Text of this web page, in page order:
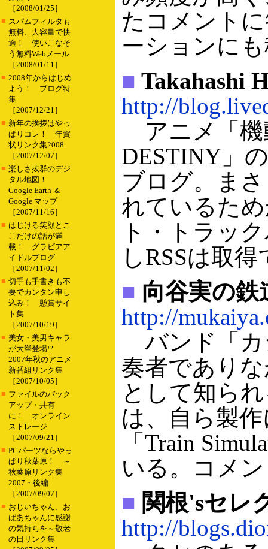
［2008/01/25］
■ スパムフィルタも
無料、大容量で快
適！ 使いこなそ
う無料Webメール
［2008/01/11］
■ 2008年からはじめ
よう！ ブログ特
集
［2007/12/21］
■ 新年の挨拶はやっ
ぱりコレ！ 年賀
状リンク集2008
［2007/12/07］
■ 楽しさ抜群のデジ
タル地図！
Google Earth ＆
Google マップ
［2007/11/16］
■ はじける笑顔とこ
こだけの話が満
載！ グラビアア
イドルブログ
［2007/11/02］
■ 切手も手書きも不
要でカンタン申し
込み！ 懸賞サイ
ト集
［2007/10/19］
■ 美女・美男キャラ
が大挙登場!?
2007年秋のアニメ
新番組リンク集
［2007/10/05］
■ ファイルのバック
アップ・共有
に！ オンライン
ストレージ
［2007/09/21］
■ PCパーツならやっ
ぱり秋葉原！ ～
秋葉原リンク集
2007・後編
［2007/09/07］
■ おじいちゃん、お
ばあちゃんに感謝
の気持ちを～敬老
の日リンク集
たコメント
ーションに
■ Takahashi
http://
アニメ「機
DESTINY」
ブログ。ま
れているた
ト・トラッ
しRSSは取
■ 向谷実の
http://
バンド「カ
奏者であり
として知ら
は、自ら製
「Train
いる。コメ
■ 関根'sセレ
http://